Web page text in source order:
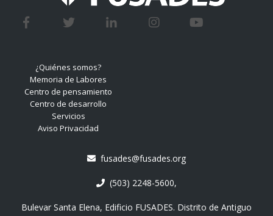
¿Quiénes somos?
Memoria de Labores
Centro de pensamiento
Centro de desarrollo
Servicios
Aviso Privacidad
fusades@fusades.org
(503) 2248-5600,
Bulevar Santa Elena, Edificio FUSADES. Distrito de Antiguo